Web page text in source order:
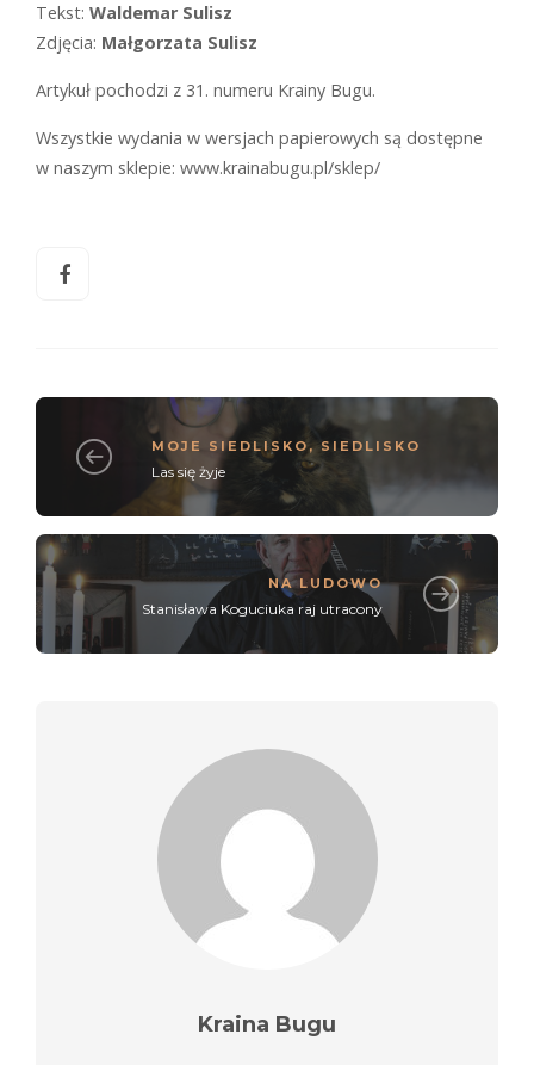
Tekst: Waldemar Sulisz
Zdjęcia: Małgorzata Sulisz
Artykuł pochodzi z 31. numeru Krainy Bugu.
Wszystkie wydania w wersjach papierowych są dostępne
w naszym sklepie: www.krainabugu.pl/sklep/
MOJE SIEDLISKO,SIEDLISKO
Las się żyje
NA LUDOWO
Stanisława Koguciuka raj utracony
Kraina Bugu